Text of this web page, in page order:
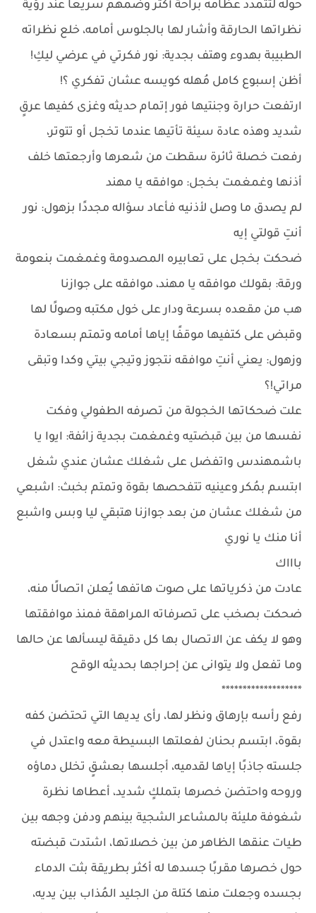
حوله لتتمدد عظامه براحة أكثر وضمهم سريعًا عند رؤية
نظراتها الحارقة وأشار لها بالجلوس أمامه، خلع نظراته
الطبيبة بهدوء وهتف بجدية: نور فكرتي في عرضي ليكِ!
أظن إسبوع كامل مُهله كويسه عشان تفكري ؟!
ارتفعت حرارة وجنتيها فور إتمام حديثه وغزى كفيها عرقٍ
شديد وهذه عادة سيئة تأتيها عندما تخجل أو تتوتر،
رفعت خصلة ثائرة سقطت من شعرها وأرجعتها خلف
أذنها وغمغمت بخجل: موافقه يا مهند
لم يصدق ما وصل لأذنيه فأعاد سؤاله مجددًا بزهول: نور
أنتِ قولتي إيه
ضحكت بخجل على تعابيره المصدومة وغمغمت بنعومة
ورقة: بقولك موافقه يا مهند، موافقه على جوازنا
هب من مقعده بسرعة ودار على خول مكتبه وصولًا لها
وقبض على كتفيها موقفًا إياها أمامه وتمتم بسعادة
وزهول: يعني أنتِ موافقه نتجوز وتيجي بيتي وكدا وتبقى
مراتي!؟
علت ضحكاتها الخجولة من تصرفه الطفولي وفكت
نفسها من بين قبضتيه وغمغمت بجدية زائفة: ايوا يا
باشمهندس واتفضل على شغلك عشان عندي شغل
ابتسم بمُكر وعينيه تتفحصها بقوة وتمتم بخبث: اشبعي
من شغلك عشان من بعد جوازنا هتبقي ليا وبس واشبع
أنا منك يا نوري
باااك
عادت من ذكرياتها على صوت هاتفها يُعلن اتصالًا منه،
ضحكت بصخب على تصرفاته المراهقة فمنذ موافقتها
وهو لا يكف عن الاتصال بها كل دقيقة ليسألها عن حالها
وما تفعل ولا يتوانى عن إحراجها بحديثه الوقح
*******************
رفع رأسه بإرهاق ونظر لها، رأى يديها التي تحتضن كفه
بقوة، ابتسم بحنان لفعلتها البسيطة معه واعتدل في
جلسته جاذبًا إياها لقدميه، أجلسها بعشقٍ تخلل دماؤه
وروحه واحتضن خصرها بتملكٍ شديد، أعطاها نظرة
شغوفة مليئة بالمشاعر الشجية بينهم ودفن وجهه بين
طيات عنقها الظاهر من بين خصلاتها، اشتدت قبضته
حول خصرها مقربًا جسدها له أكثر بطريقة بثت الدماء
بجسده وجعلت منها كتلة من الجليد المُذاب بين يديه،